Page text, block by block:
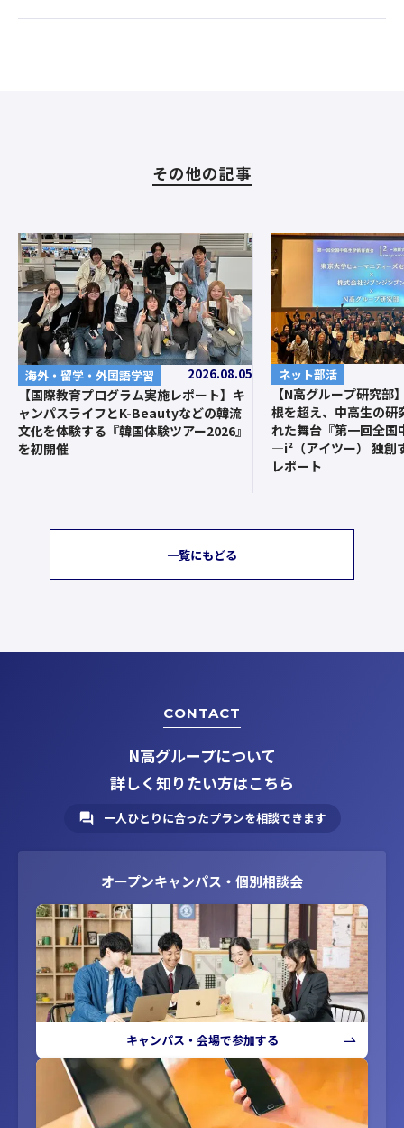
その他の記事
海外・留学・外国語学習 2026.08.05
【国際教育プログラム実施レポート】キ
ャンパスライフとK-Beautyなどの韓流
文化を体験する『韓国体験ツアー2026』
を初開催
ネット部活
【N高グループ研究部
根を超え、中高生の研
れた舞台『第一回全国
—i²（アイツー） 独創
レポート
一覧にもどる
CONTACT
N高グループについて
詳しく知りたい方はこちら
一人ひとりに合ったプランを相談できます
オープンキャンパス・個別相談会
キャンパス・会場で参加する